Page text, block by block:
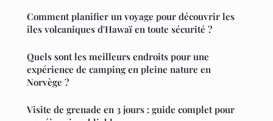
Comment planifier un voyage pour découvrir les
îles volcaniques d'Hawaï en toute sécurité ?
Quels sont les meilleurs endroits pour une
expérience de camping en pleine nature en
Norvège ?
Visite de grenade en 3 jours : guide complet pour